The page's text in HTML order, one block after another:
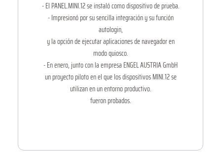
- El PANEL.MINI.12 se instaló como dispositivo de prueba.
- Impresionó por su sencilla integración y su función
autologin,
y la opción de ejecutar aplicaciones de navegador en
modo quiosco.
- En enero, junto con la empresa ENGEL AUSTRIA GmbH
un proyecto piloto en el que los dispositivos MINI.12 se
utilizan en un entorno productivo.
fueron probados.